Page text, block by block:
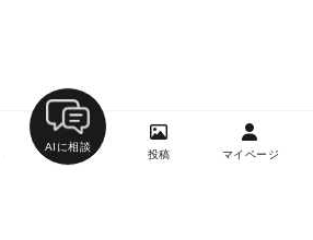
AIに相談
投稿 マイページ